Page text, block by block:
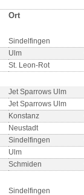
Ort
Sindelfingen
Ulm
St. Leon-Rot
Jet Sparrows Ulm
Jet Sparrows Ulm
Konstanz
Neustadt
Sindelfingen
Ulm
Schmiden
Sindelfingen